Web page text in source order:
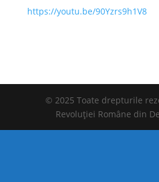
https://youtu.be/90Yzrs9h1V8
© 2025 Toate drepturile
Revoluției Române din